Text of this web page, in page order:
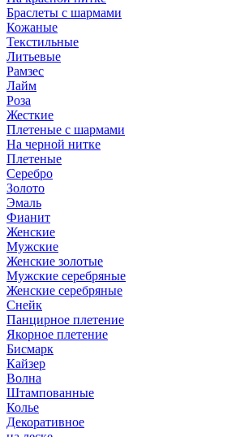
Браслеты с шармами
Кожаные
Текстильные
Литьевые
Рамзес
Лайм
Роза
Жесткие
Плетеные с шармами
На черной нитке
Плетеные
Серебро
Золото
Эмаль
Фианит
Женские
Мужские
Женские золотые
Мужские серебряные
Женские серебряные
Снейк
Панцирное плетение
Якорное плетение
Бисмарк
Кайзер
Волна
Штампованные
Колье
Декоративное